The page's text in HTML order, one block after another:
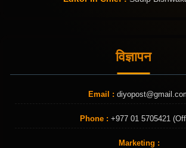
विज्ञापन
Email :
Phone : +977 01 5705421
Marketing :